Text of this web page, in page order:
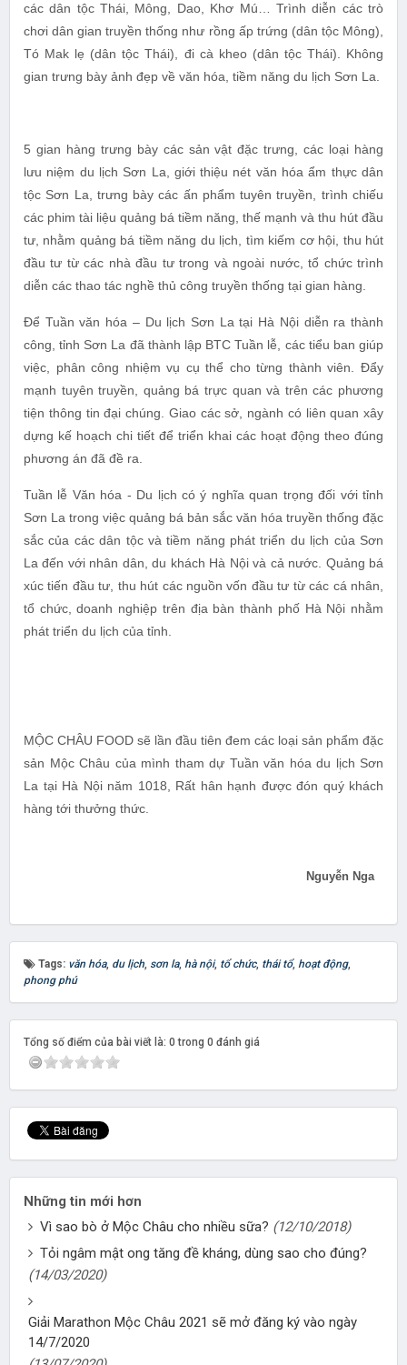
các dân tộc Thái, Mông, Dao, Khơ Mú… Trình diễn các trò
chơi dân gian truyền thống như rồng ấp trứng (dân tộc Mông),
Tó Mak lẹ (dân tộc Thái), đi cà kheo (dân tộc Thái). Không
gian trưng bày ảnh đẹp về văn hóa, tiềm năng du lịch Sơn La.
5 gian hàng trưng bày các sản vật đặc trưng, các loại hàng
lưu niệm du lịch Sơn La, giới thiệu nét văn hóa ẩm thực dân
tộc Sơn La, trưng bày các ấn phẩm tuyên truyền, trình chiếu
các phim tài liệu quảng bá tiềm năng, thế mạnh và thu hút đầu
tư, nhằm quảng bá tiềm năng du lịch, tìm kiếm cơ hội, thu hút
đầu tư từ các nhà đầu tư trong và ngoài nước, tổ chức trình
diễn các thao tác nghề thủ công truyền thống tại gian hàng.
Để Tuần văn hóa – Du lịch Sơn La tại Hà Nội diễn ra thành
công, tỉnh Sơn La đã thành lập BTC Tuần lễ, các tiểu ban giúp
việc, phân công nhiệm vụ cụ thể cho từng thành viên. Đẩy
mạnh tuyên truyền, quảng bá trực quan và trên các phương
tiện thông tin đại chúng. Giao các sở, ngành có liên quan xây
dựng kế hoạch chi tiết để triển khai các hoạt động theo đúng
phương án đã đề ra.
Tuần lễ Văn hóa - Du lịch có ý nghĩa quan trọng đối với tỉnh
Sơn La trong việc quảng bá bản sắc văn hóa truyền thống đặc
sắc của các dân tộc và tiềm năng phát triển du lịch của Sơn
La đến với nhân dân, du khách Hà Nội và cả nước. Quảng bá
xúc tiến đầu tư, thu hút các nguồn vốn đầu tư từ các cá nhân,
tổ chức, doanh nghiệp trên địa bàn thành phố Hà Nội nhằm
phát triển du lịch của tỉnh.
MỘC CHÂU FOOD sẽ lần đầu tiên đem các loại sản phẩm đặc
sản Mộc Châu của mình tham dự Tuần văn hóa du lịch Sơn
La tại Hà Nội năm 1018, Rất hân hạnh được đón quý khách
hàng tới thưởng thức.
Nguyễn Nga
Tags: văn hóa, du lịch, sơn la, hà nội, tổ chức, thái tổ, hoạt động,
phong phú
Tổng số điểm của bài viết là: 0 trong 0 đánh giá
Những tin mới hơn
Vì sao bò ở Mộc Châu cho nhiều sữa? (12/10/2018)
Tỏi ngâm mật ong tăng đề kháng, dùng sao cho đúng?
(14/03/2020)
Giải Marathon Mộc Châu 2021 sẽ mở đăng ký vào ngày
14/7/2020